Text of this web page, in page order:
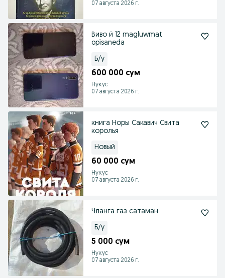
07 августа 2026 г.
Виво й 12 magluwmat
opisaneda
Б/у
600 000 сум
Нукус
07 августа 2026 г.
книга Норы Сакавич Свита
королья
Новый
60 000 сум
Нукус
07 августа 2026 г.
Чланга газ сатаман
Б/у
5 000 сум
Нукус
07 августа 2026 г.